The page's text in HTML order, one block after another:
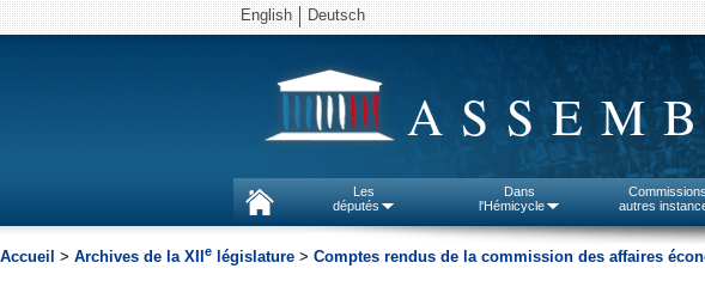
English Deutsch
Les
députés
Dans
l'Hémicycle
autres
Accueil > Archives de la XII e législature > Comptes rendus de la commission des affaires